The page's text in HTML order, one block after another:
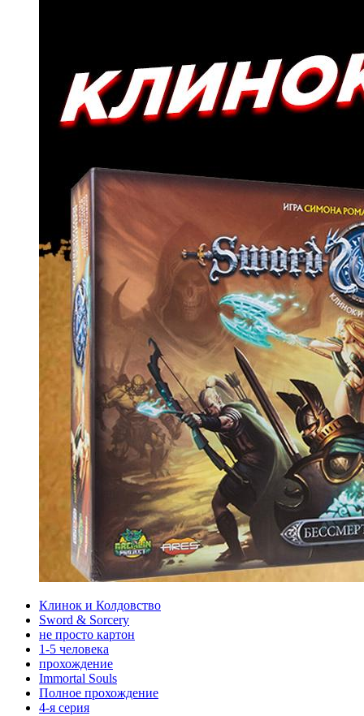
Клинок и Колдовство
Sword & Sorcery
не просто картон
1-5 человека
прохождение
Immortal Souls
Полное прохождение
4-я серия